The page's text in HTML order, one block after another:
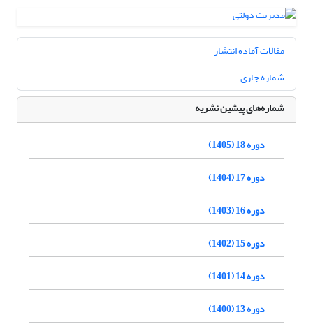
مقالات آماده انتشار
شماره جاری
شماره‌های پیشین نشریه
دوره 18 (1405)
دوره 17 (1404)
دوره 16 (1403)
دوره 15 (1402)
دوره 14 (1401)
دوره 13 (1400)